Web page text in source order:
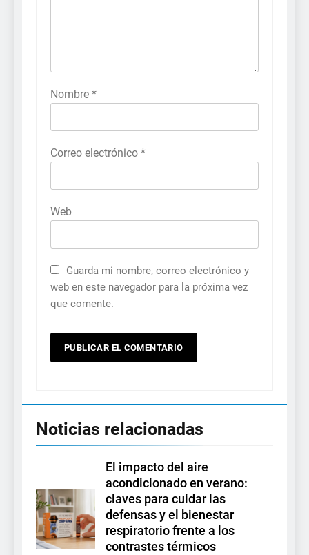
Nombre *
Correo electrónico *
Web
Guarda mi nombre, correo electrónico y
web en este navegador para la próxima vez
que comente.
Noticias relacionadas
El impacto del aire
acondicionado en verano:
claves para cuidar las
defensas y el bienestar
respiratorio frente a los
contrastes térmicos